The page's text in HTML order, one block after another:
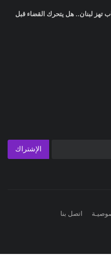
تهز لبنان.. هل يتحرك القضاء قبل
الإشتراك
اتصل بنا